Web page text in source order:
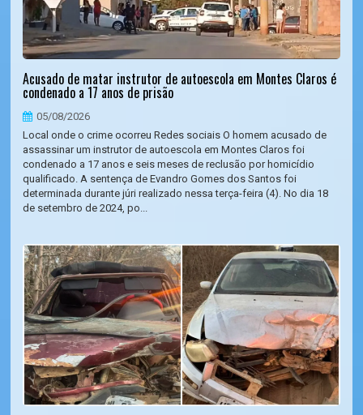
Acusado de matar instrutor de autoescola em Montes Claros é
condenado a 17 anos de prisão
05/08/2026
Local onde o crime ocorreu Redes sociais O homem acusado de
assassinar um instrutor de autoescola em Montes Claros foi
condenado a 17 anos e seis meses de reclusão por homicídio
qualificado. A sentença de Evandro Gomes dos Santos foi
determinada durante júri realizado nessa terça-feira (4). No dia 18
de setembro de 2024, po...